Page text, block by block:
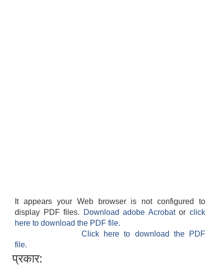
It appears your Web browser is not configured to
display PDF files.
Download adobe Acrobatorclick
here to download the PDF file.
Click here to download the PDF
file.
प्रकार: